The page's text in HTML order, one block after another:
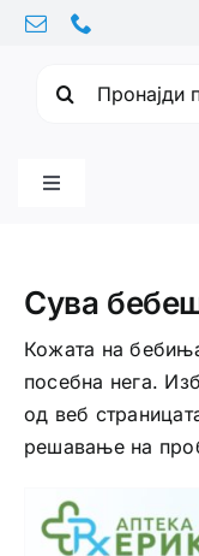
Skip
content
Toggle
Витамини
Здравје
Здравствени
Сува
Кожата на
посебна нега.
од веб
решавање на